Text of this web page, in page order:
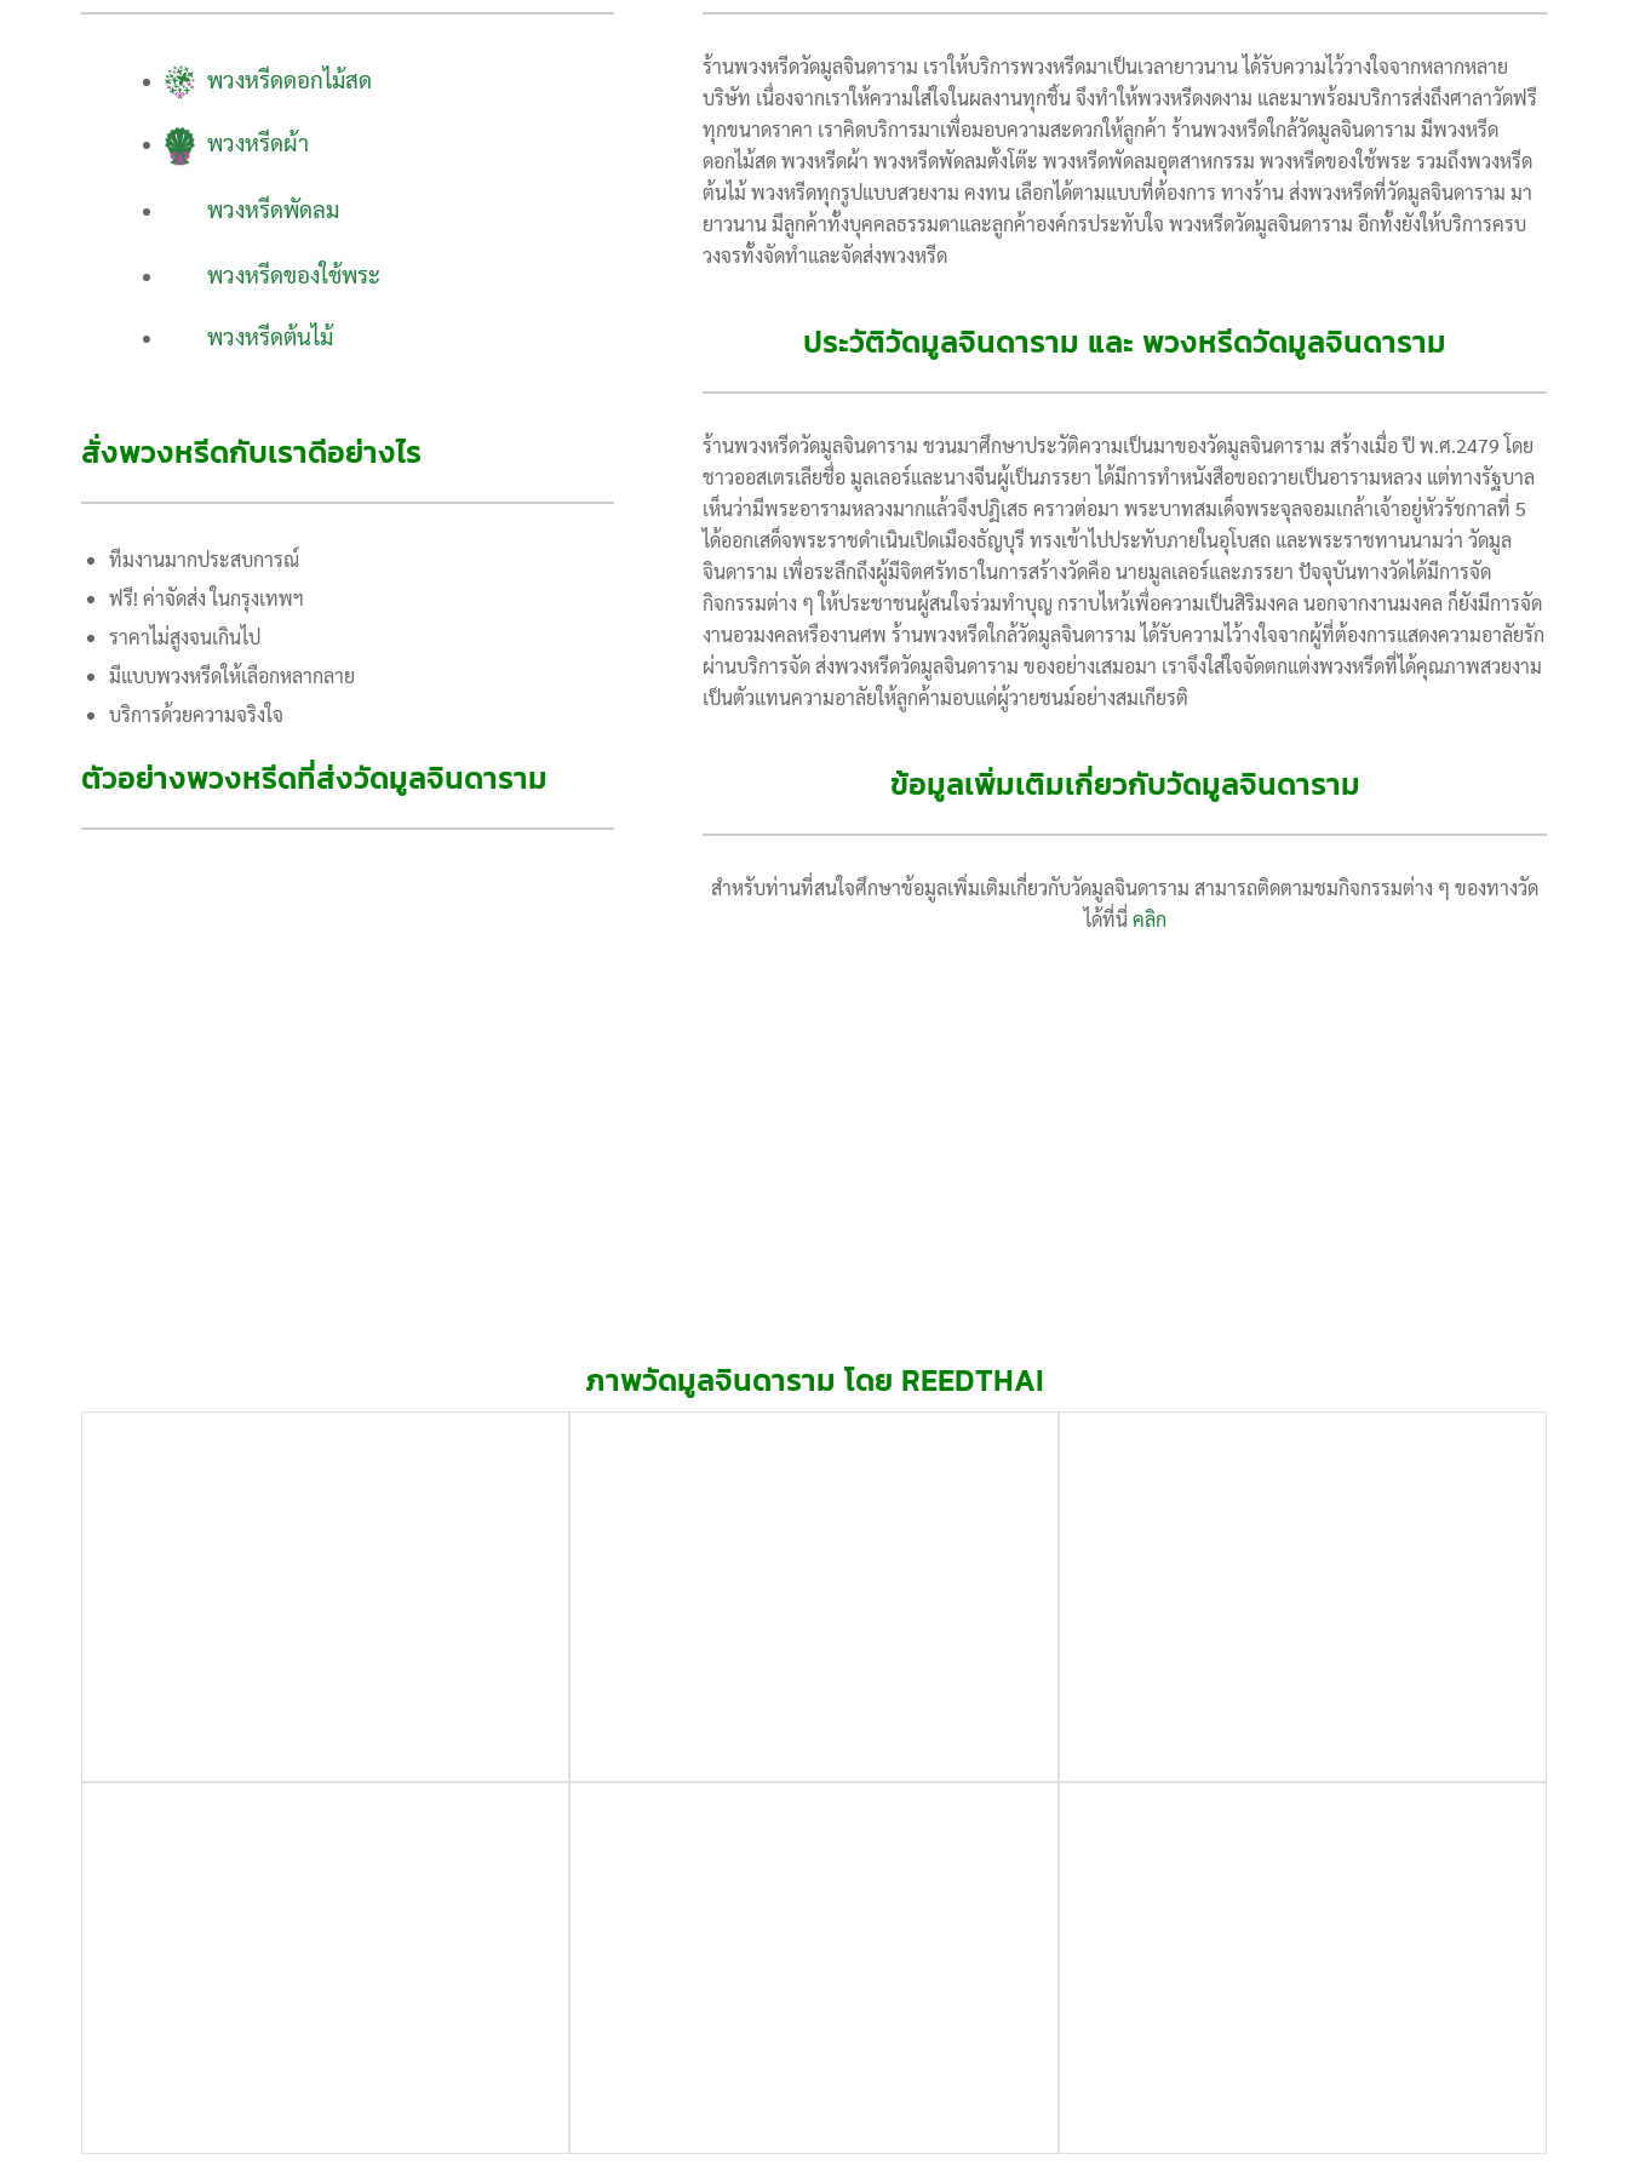
พวงหรีดดอกไม้สด
พวงหรีดผ้า
พวงหรีดพัดลม
พวงหรีดของใช้พระ
พวงหรีดต้นไม้
สั่งพวงหรีดกับเราดีอย่างไร
ทีมงานมากประสบการณ์
ฟรี! ค่าจัดส่ง ในกรุงเทพฯ
ราคาไม่สูงจนเกินไป
มีแบบพวงหรีดให้เลือกหลากลาย
บริการด้วยความจริงใจ
ตัวอย่างพวงหรีดที่ส่งวัดมูลจินดาราม
ร้านพวงหรีดวัดมูลจินดาราม เราให้บริการพวงหรีดมาเป็นเวลายาวนาน ได้รับความไว้วางใจจากหลากหลาย
บริษัท เนื่องจากเราให้ความใส่ใจในผลงานทุกชิ้น จึงทำให้พวงหรีดงดงาม และมาพร้อมบริการส่งถึงศาลาวัดฟรี
ทุกขนาดราคา เราคิดบริการมาเพื่อมอบความสะดวกให้ลูกค้า ร้านพวงหรีดใกล้วัดมูลจินดาราม มีพวงหรีด
ดอกไม้สด พวงหรีดผ้า พวงหรีดพัดลมตั้งโต๊ะ พวงหรีดพัดลมอุตสาหกรรม พวงหรีดของใช้พระ รวมถึงพวงหรีด
ต้นไม้ พวงหรีดทุกรูปแบบสวยงาม คงทน เลือกได้ตามแบบที่ต้องการ ทางร้าน ส่งพวงหรีดที่วัดมูลจินดาราม มา
ยาวนาน มีลูกค้าทั้งบุคคลธรรมดาและลูกค้าองค์กรประทับใจ พวงหรีดวัดมูลจินดาราม อีกทั้งยังให้บริการครบ
วงจรทั้งจัดทำและจัดส่งพวงหรีด
ประวัติวัดมูลจินดาราม และ พวงหรีดวัดมูลจินดาราม
ร้านพวงหรีดวัดมูลจินดาราม ชวนมาศึกษาประวัติความเป็นมาของวัดมูลจินดาราม สร้างเมื่อ ปี พ.ศ.2479 โดย
ชาวออสเตรเลียชื่อ มูลเลอร์และนางจีนผู้เป็นภรรยา ได้มีการทำหนังสือขอถวายเป็นอารามหลวง แต่ทางรัฐบาล
เห็นว่ามีพระอารามหลวงมากแล้วจึงปฏิเสธ คราวต่อมา พระบาทสมเด็จพระจุลจอมเกล้าเจ้าอยู่หัวรัชกาลที่ 5
ได้ออกเสด็จพระราชดำเนินเปิดเมืองธัญบุรี ทรงเข้าไปประทับภายในอุโบสถ และพระราชทานนามว่า วัดมูล
จินดาราม เพื่อระลึกถึงผู้มีจิตศรัทธาในการสร้างวัดคือ นายมูลเลอร์และภรรยา ปัจจุบันทางวัดได้มีการจัด
กิจกรรมต่าง ๆ ให้ประชาชนผู้สนใจร่วมทำบุญ กราบไหว้เพื่อความเป็นสิริมงคล นอกจากงานมงคล ก็ยังมีการจัด
งานอวมงคลหรืองานศพ ร้านพวงหรีดใกล้วัดมูลจินดาราม ได้รับความไว้างใจจากผู้ที่ต้องการแสดงความอาลัยรัก
ผ่านบริการจัด ส่งพวงหรีดวัดมูลจินดาราม ของอย่างเสมอมา เราจึงใส่ใจจัดตกแต่งพวงหรีดที่ได้คุณภาพสวยงาม
เป็นตัวแทนความอาลัยให้ลูกค้ามอบแด่ผู้วายชนม์อย่างสมเกียรติ
ข้อมูลเพิ่มเติมเกี่ยวกับวัดมูลจินดาราม
สำหรับท่านที่สนใจศึกษาข้อมูลเพิ่มเติมเกี่ยวกับวัดมูลจินดาราม สามารถติดตามชมกิจกรรมต่าง ๆ ของทางวัด
ได้ที่นี่คลิก
ภาพวัดมูลจินดาราม โดย REEDTHAI